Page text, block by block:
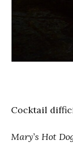
Cocktail
Mary’s Hot